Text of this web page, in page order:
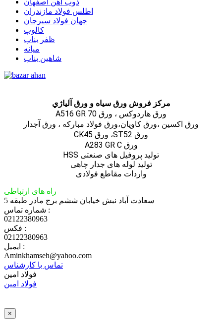
اطلس فولاد مازندران
جهان فولاد سیرجان
کالوپ
ظفر بناب
میانه
شاهین بناب
مركز فروش ورق سياه و ورق آلياژي
ورق هاردوکس ، ورق A516 GR 70
ورق اكسين ،ورق كاويان،ورق فولاد مباركه ، ورق آجدار
ورق ST52، ورق CK45
ورق A283 GR C
تولید پروفیل های صنعتی HSS
تولید لوله های جدار چاهی
واردات مقاطع فولادی
راه های ارتباطی
سعادت آباد نبش خیابان ششم برج مادر طبقه 5
شماره تماس :
02122380963
فکس :
02122380963
ایمیل :
Aminkhamseh@yahoo.com
تماس با کارشناس
فولاد امین
فولاد امین
×